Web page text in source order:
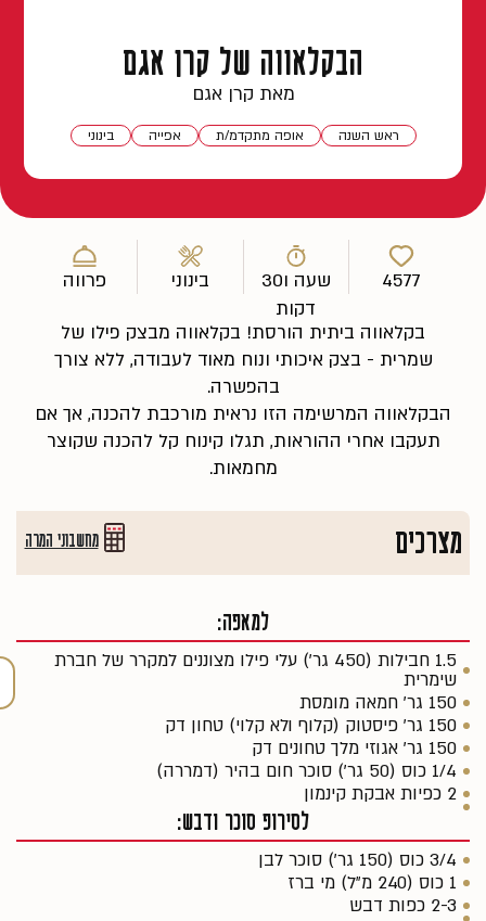
הבקלאווה של קרן אגם
מאת קרן אגם
ראש השנה אופה מתקדמ/ת אפייה בינוני
4577
שעה ו30
דקות
בינוני פרווה
בקלאווה ביתית הורסת! בקלאווה מבצק פילו של
שמרית - בצק איכותי ונוח מאוד לעבודה, ללא צורך
בהפשרה.
הבקלאווה המרשימה הזו נראית מורכבת להכנה, אך אם
תעקבו אחרי ההוראות, תגלו קינוח קל להכנה שקוצר
מחמאות.
מצרכים מחשבוני המרה
למאפה:
1.5 חבילות (450 גר׳) עלי פילו מצוננים למקרר של חברת
שימרית
150 גר׳ חמאה מומסת
150 גר׳ פיסטוק (קלוף ולא קלוי) טחון דק
150 גר׳ אגוזי מלך טחונים דק
1/4 כוס (50 גר׳) סוכר חום בהיר (דמררה)
2 כפיות אבקת קינמון
לסירופ סוכר ודבש:
3/4 כוס (150 גר׳) סוכר לבן
1 כוס (240 מ״ל) מי ברז
2-3 כפות דבש